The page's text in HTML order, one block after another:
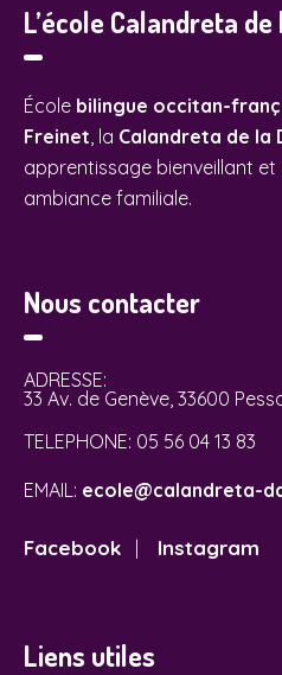
L’école Calandreta de
École bilingue occitan-
Freinet , la Calandreta de la
apprentissage bienveillant
ambiance familiale.
Nous contacter
ADRESSE:
33 Av. de Genève, 33600
TELEPHONE: 05 56 04 13 83
EMAIL: ecole@calandreta-
Facebook | Instagram
Liens utiles